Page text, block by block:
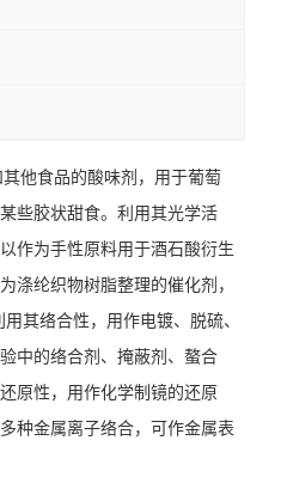
他食品的酸味剂，用于葡萄
些胶状甜食。利用其光学活
作为手性原料用于酒石酸衍生
涤纶织物树脂整理的催化剂，
其络合性，用作电镀、脱硫、
中的络合剂、掩蔽剂、螯合
原性，用作化学制镜的还原
种金属离子络合，可作金属表